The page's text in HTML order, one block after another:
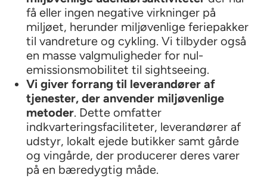
få eller ingen negative virkninger på
miljøet, herunder miljøvenlige feriepakker
til vandreture og cykling. Vi tilbyder også
en masse valgmuligheder for nul-
emissionsmobilitet til sightseeing.
Vi giver forrang til leverandører af
tjenester, der anvender miljøvenlige
metoder. Dette omfatter
indkvarteringsfaciliteter, leverandører af
udstyr, lokalt ejede butikker samt gårde
og vingårde, der producerer deres varer
på en bæredygtig måde.